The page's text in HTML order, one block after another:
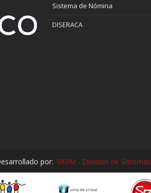
Sistema de Nómina
DISERACA
por: VAVM - División de Sistemas